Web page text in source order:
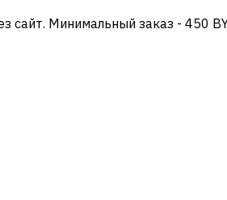
сайт. Минимальный заказ - 450